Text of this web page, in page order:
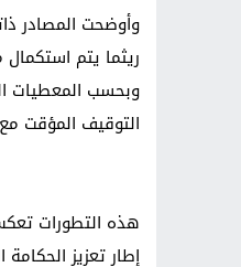
وأوضحت المصادر
ريثما يتم
وبحسب المعطيات
التوقيف المؤقت
هذه التطورات
إطار تعزيز